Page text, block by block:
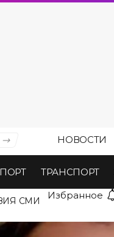
НОВОСТИ
ТРАНСПОРТ
СМИ Избранное